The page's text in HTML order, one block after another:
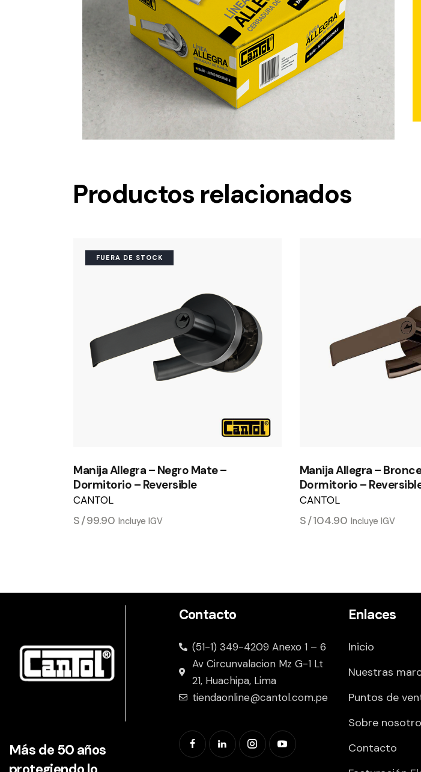
Productos relacionados
FUERA DE STOCK
Manija Allegra – Negro Mate –
Dormitorio – Reversible
CANTOL
S/99.90 Incluye IGV
Manija Allegra –
Dormitorio –
CANTOL
S/104.90 Incluye IGV
Más de 50 años
Contacto
(51-1) 349-4209 Anexo 1 – 6
Av Circunvalacion Mz G-1 Lt
21, Huachipa, Lima
tiendaonline@cantol.com.pe
Enlaces
Inicio
Nuestras
Puntos de
Sobre
Contacto